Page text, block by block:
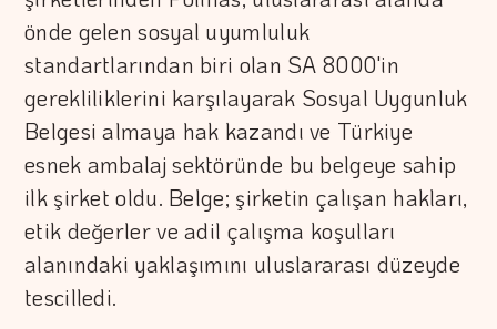
önde gelen sosyal uyumluluk
standartlarından biri olan SA 8000'in
gerekliliklerini karşılayarak Sosyal Uygunluk
Belgesi almaya hak kazandı ve Türkiye
esnek ambalaj sektöründe bu belgeye sahip
ilk şirket oldu. Belge; şirketin çalışan hakları,
etik değerler ve adil çalışma koşulları
alanındaki yaklaşımını uluslararası düzeyde
tescilledi.